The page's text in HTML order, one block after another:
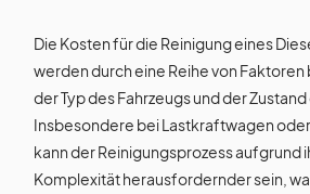
Die Kosten für die Reinigung eines
werden durch eine Reihe von
der Typ des Fahrzeugs und der
Insbesondere bei Lastkraftwagen
kann der Reinigungsprozess aufgrund
Komplexität herausfordernder sein,